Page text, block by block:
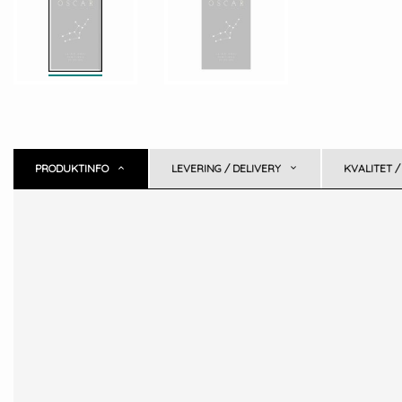
PRODUKTINFO LEVERING / DELIVERY KVALITET